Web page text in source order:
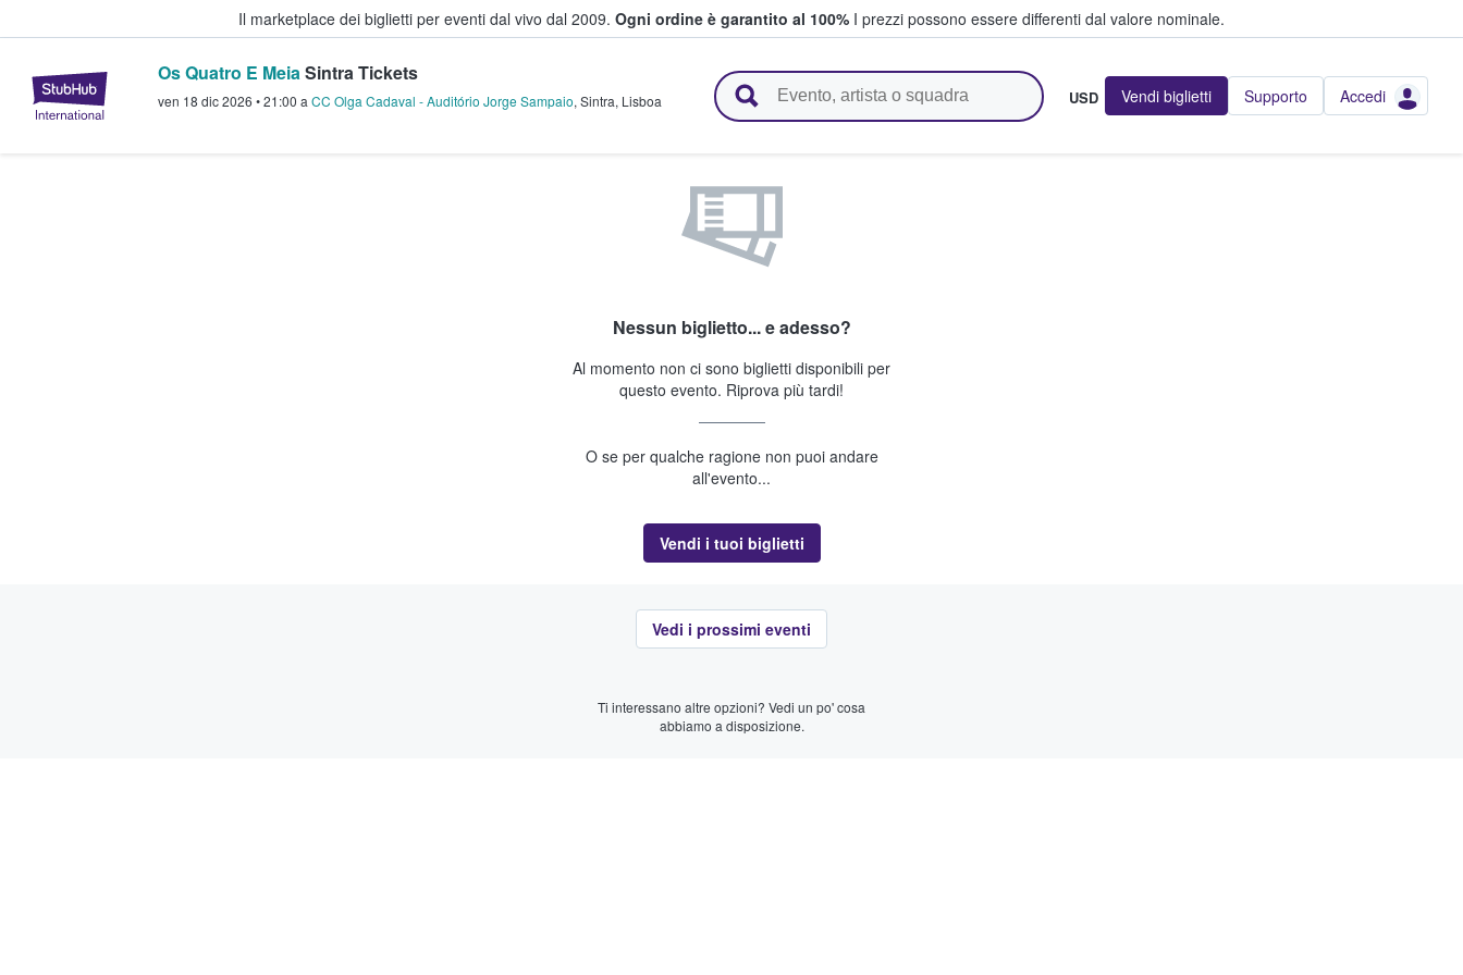
Il marketplace dei biglietti per eventi dal vivo dal 2009. Ogni ordine è garantito al 100% I prezzi possono essere differenti dal valore nominale.
StubHub - Dove i fan comprano e vendono biglietti
Os Quatro E MeiaSintra Tickets
ven 18 dic 2026 •21:00 a CC Olga Cadaval - Auditório Jorge Sampaio, Sintra, Lisboa USD Vendi biglietti Supporto Accedi
Nessun biglietto... e adesso?
Al momento non ci sono biglietti disponibili per
questo evento. Riprova più tardi!
O se per qualche ragione non puoi andare
all'evento...
Vendi i tuoi biglietti
Vedi i prossimi eventi
Ti interessano altre opzioni? Vedi un po' cosa
abbiamo a disposizione.